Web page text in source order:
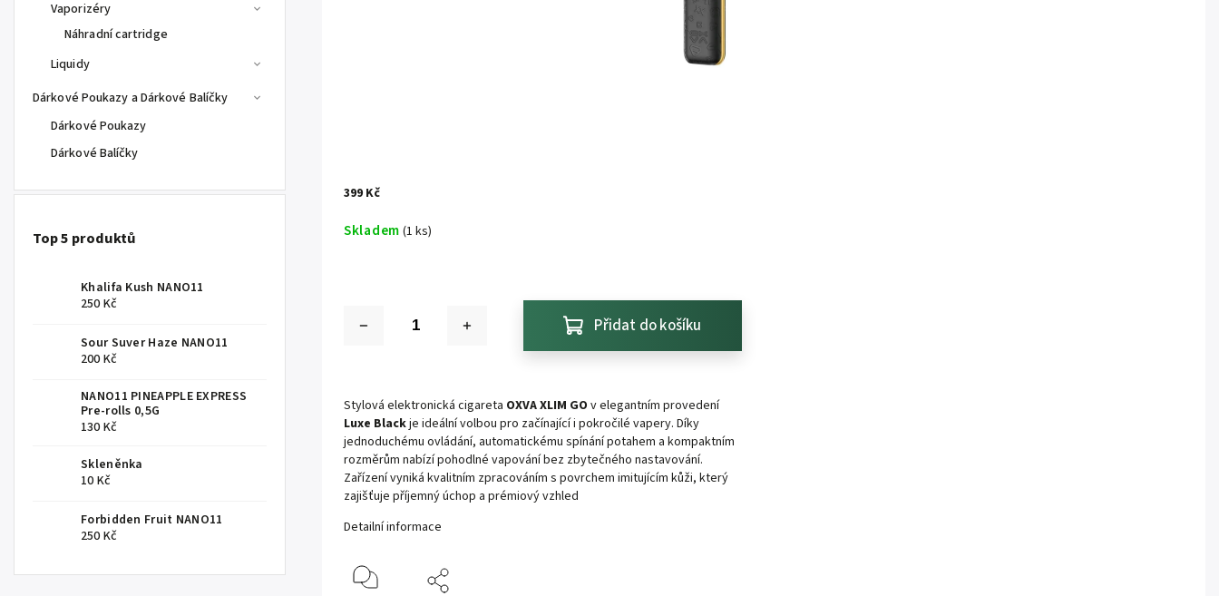
Vaporizéry
Náhradní cartridge
Liquidy
Dárkové Poukazy a Dárkové Balíčky
Dárkové Poukazy
Dárkové Balíčky
Top 5 produktů
Khalifa Kush NANO11
250 Kč
Sour Suver Haze NANO11
200 Kč
NANO11 PINEAPPLE EXPRESS
Pre-rolls 0,5G
130 Kč
Skleněnka
10 Kč
Forbidden Fruit NANO11
250 Kč
399 Kč
Skladem (1 ks)
Přidat do košíku
Stylová elektronická cigareta OXVA XLIM GO v elegantním provedení
Luxe Blackje ideální volbou pro začínající i pokročilé vapery. Díky
jednoduchému ovládání, automatickému spínání potahem a kompaktním
rozměrům nabízí pohodlné vapování bez zbytečného nastavování.
Zařízení vyniká kvalitním zpracováním s povrchem imitujícím kůži, který
zajišťuje příjemný úchop a prémiový vzhled
Detailní informace